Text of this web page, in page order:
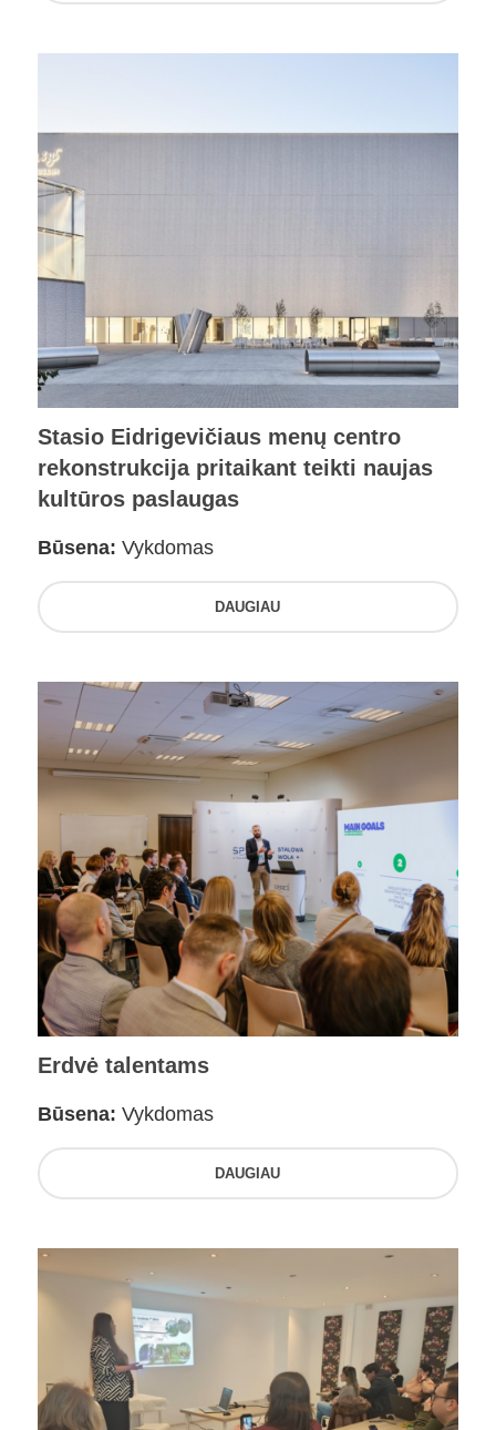
Stasio Eidrigevičiaus menų centro
rekonstrukcija pritaikant teikti naujas
kultūros paslaugas
Būsena: Vykdomas
DAUGIAU
Erdvė talentams
Būsena: Vykdomas
DAUGIAU